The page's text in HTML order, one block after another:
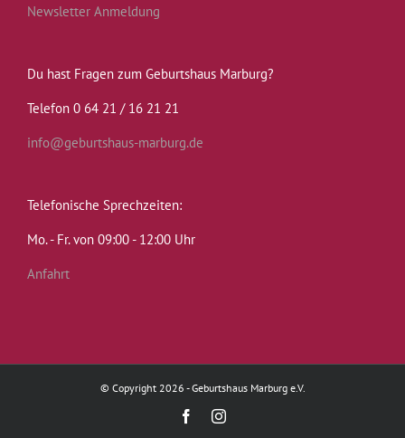
Newsletter Anmeldung
Du hast Fragen zum Geburtshaus Marburg?
Telefon 0 64 21 / 16 21 21
info@geburtshaus-marburg.de
Telefonische Sprechzeiten:
Mo. - Fr. von 09:00 - 12:00 Uhr
Anfahrt
© Copyright 2026 - Geburtshaus Marburg e.V.
FacebookInstagram